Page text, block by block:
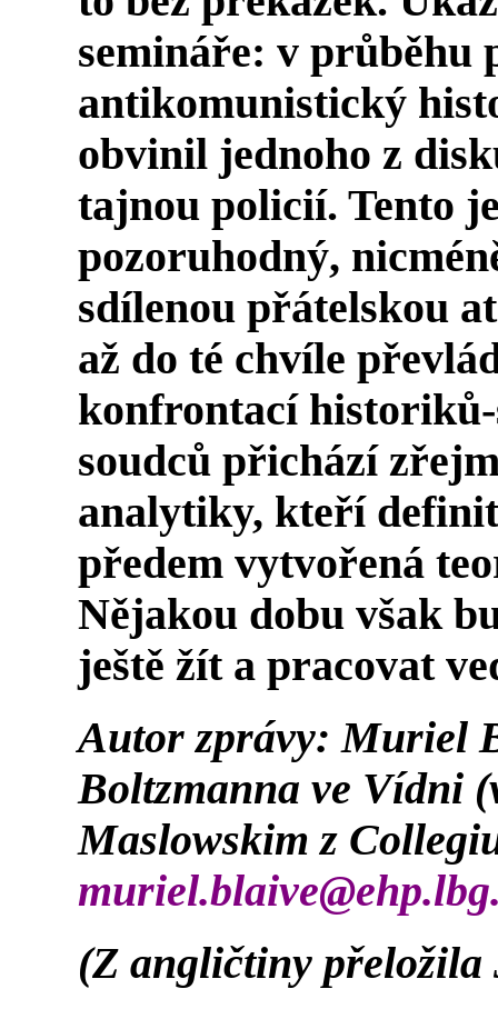
semináře: v průběhu
antikomunistický
obvinil jednoho z
tajnou policií. Tento
pozoruhodný,
sdílenou přátelskou
až do té chvíle
konfrontací
soudců přichází
analytiky, kteří
předem vytvořená
Nějakou dobu však
ještě žít a pracovat
Autor zprávy:Muriel
Boltzmanna ve Vídni
Maslowskim z
(Z angličtiny přeložila